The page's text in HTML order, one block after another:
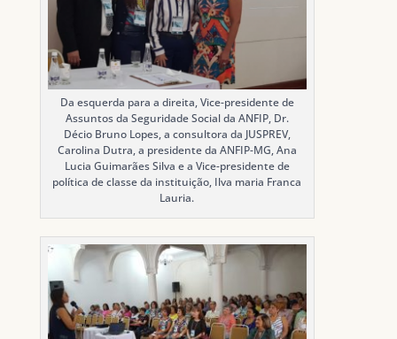
Da esquerda para a direita, Vice-presidente de
Assuntos da Seguridade Social da ANFIP, Dr.
Décio Bruno Lopes, a consultora da JUSPREV,
Carolina Dutra, a presidente da ANFIP-MG, Ana
Lucia Guimarães Silva e a Vice-presidente de
política de classe da instituição, Ilva maria Franca
Lauria.